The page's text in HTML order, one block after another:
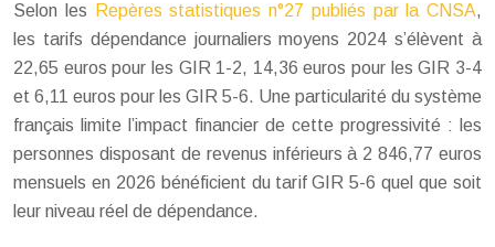
Selon les
Repères statistiques n°27 publiés par la CNSA,
les tarifs dépendance journaliers moyens 2024 s’élèvent à
22,65 euros pour les GIR 1-2, 14,36 euros pour les GIR 3-4
et 6,11 euros pour les GIR 5-6. Une particularité du système
français limite l’impact financier de cette progressivité : les
personnes disposant de revenus inférieurs à 2 846,77 euros
mensuels en 2026 bénéficient du tarif GIR 5-6 quel que soit
leur niveau réel de dépendance.